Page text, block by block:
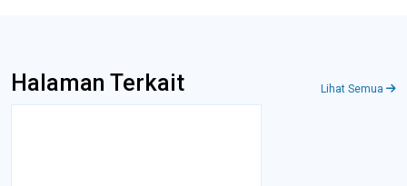
Halaman Terkait Lihat Semua